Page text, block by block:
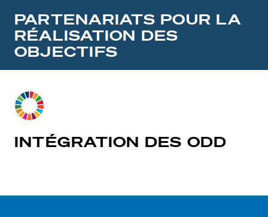
PARTENARIATS POUR LA
RÉALISATION DES
OBJECTIFS
INTÉGRATION DES ODD